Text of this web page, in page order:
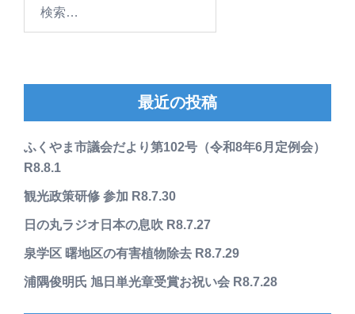
最近の投稿
ふくやま市議会だより第102号（令和8年6月定例会）
R8.8.1
観光政策研修 参加 R8.7.30
日の丸ラジオ日本の息吹 R8.7.27
泉学区 曙地区の有害植物除去 R8.7.29
浦隅俊明氏 旭日単光章受賞お祝い会 R8.7.28